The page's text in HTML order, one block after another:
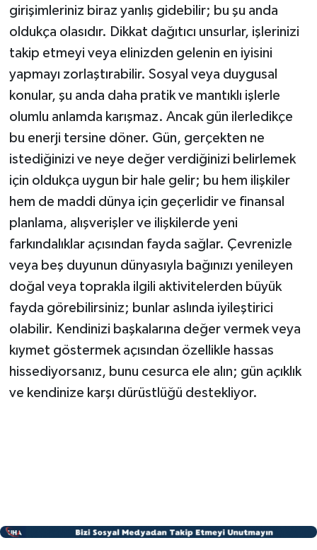
girişimleriniz biraz yanlış gidebilir; bu şu anda
oldukça olasıdır. Dikkat dağıtıcı unsurlar, işlerinizi
takip etmeyi veya elinizden gelenin en iyisini
yapmayı zorlaştırabilir. Sosyal veya duygusal
konular, şu anda daha pratik ve mantıklı işlerle
olumlu anlamda karışmaz. Ancak gün ilerledikçe
bu enerji tersine döner. Gün, gerçekten ne
istediğinizi ve neye değer verdiğinizi belirlemek
için oldukça uygun bir hale gelir; bu hem ilişkiler
hem de maddi dünya için geçerlidir ve finansal
planlama, alışverişler ve ilişkilerde yeni
farkındalıklar açısından fayda sağlar. Çevrenizle
veya beş duyunun dünyasıyla bağınızı yenileyen
doğal veya toprakla ilgili aktivitelerden büyük
fayda görebilirsiniz; bunlar aslında iyileştirici
olabilir. Kendinizi başkalarına değer vermek veya
kıymet göstermek açısından özellikle hassas
hissediyorsanız, bunu cesurca ele alın; gün açıklık
ve kendinize karşı dürüstlüğü destekliyor.